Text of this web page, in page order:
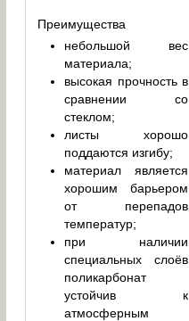
Преимущества
небольшой вес
материала;
высокая прочность в
сравнении со
стеклом;
листы хорошо
поддаются изгибу;
материал является
хорошим барьером
от перепадов
температур;
при наличии
специальных слоёв
поликарбонат
устойчив к
атмосферным